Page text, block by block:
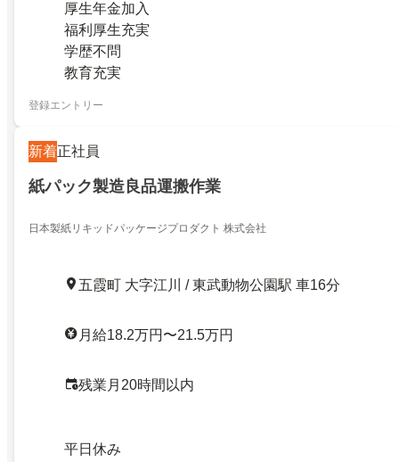
厚生年金加入
福利厚生充実
学歴不問
教育充実
登録エントリー
新着正社員
紙パック製造良品運搬作業
日本製紙リキッドパッケージプロダクト 株式会社
五霞町 大字江川 / 東武動物公園駅 車16分
月給18.2万円〜21.5万円
残業月20時間以内
平日休み